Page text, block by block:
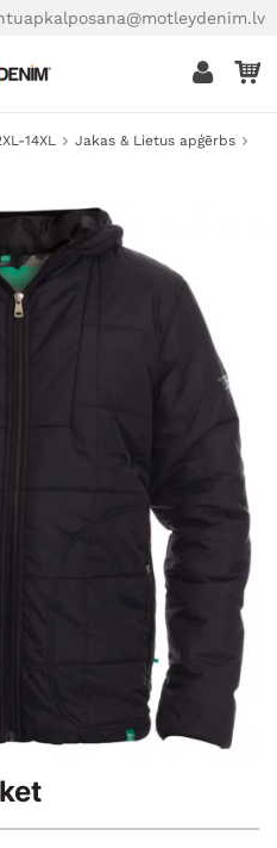
14XL
Jakas & Lietus apģērbs